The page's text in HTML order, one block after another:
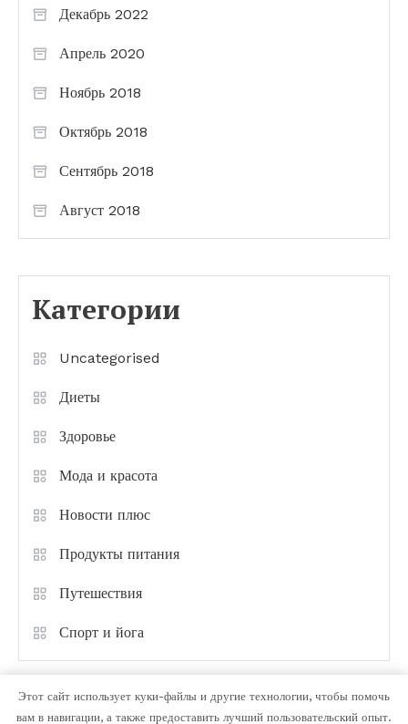
Декабрь 2022
Апрель 2020
Ноябрь 2018
Октябрь 2018
Сентябрь 2018
Август 2018
Категории
Uncategorised
Диеты
Здоровье
Мода и красота
Новости плюс
Продукты питания
Путешествия
Спорт и йога
Этот сайт использует куки-файлы и другие технологии, чтобы помочь
вам в навигации, а также предоставить лучший пользовательский опыт.